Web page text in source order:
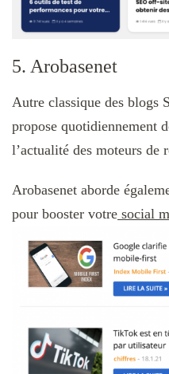
5. Arobasenet
Autre classique des blogs
propose quotidiennement
l’actualité des moteurs de
Arobasenet aborde
pour booster votre social